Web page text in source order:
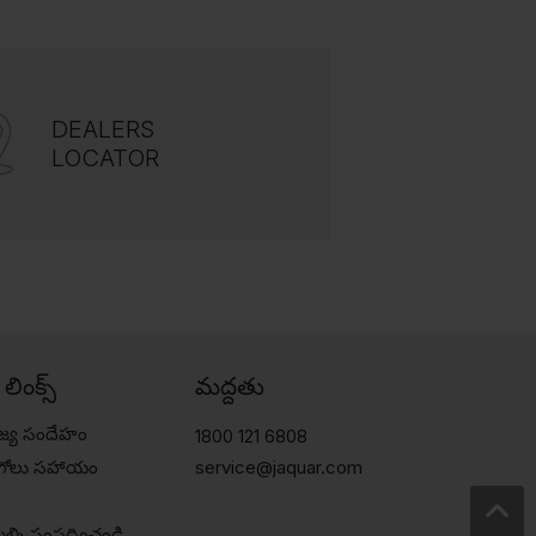
DEALERS
LOCATOR
లింక్స్
సందేహం
సహాయం
మద్దతు
1800 121 6808
service@jaquar.com